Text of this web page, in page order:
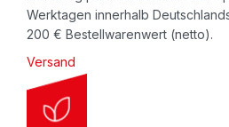
Werktagen innerhalb
200 € Bestellwarenwert (netto).
Versand